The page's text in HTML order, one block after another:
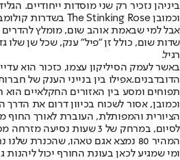
ביניהן נזכיר רק שני מוסדות ייחודיים.
וכמובן The Stinking Rose בשדרות קולומבוס, מקדש לאוהבי השום.
אבל למי שבאמת אוהב שום, מומלץ להדרים
שדות שום, כולל זן "פיל" ענק, שכל שן
רגיל.
באשר לעמק הסיליקון עצמו, כזכור הוא
הדובדבנים.אפילו בין בנייני הענק של
תפוחים ומסע בין האזורים החקלאיים הוא
הציורית והמפותלת, העוברת לאורך החוף
לסיום, במרחק של 3 שעות
המהיר 80 נמצא אגם טאהו, שהכנרת
ומי שמגיע לכאן בעונת החורף יכול